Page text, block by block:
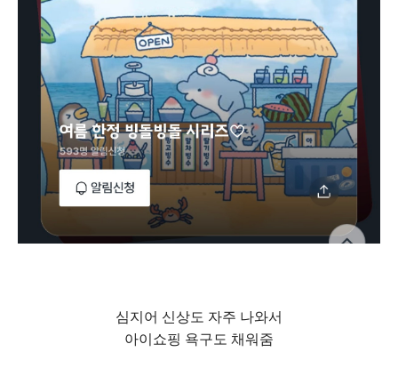
심지어 신상도 자주 나와서
아이쇼핑 욕구도 채워줌